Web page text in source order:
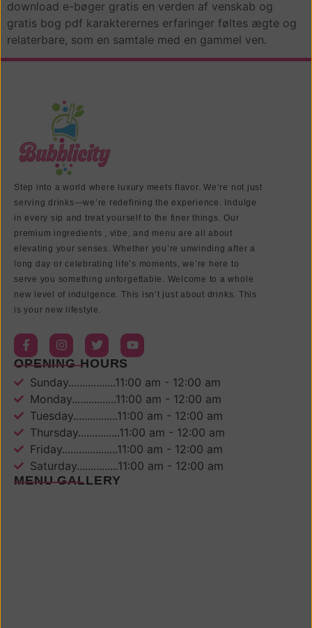
download e-bøger gratis en verden af venskab og
gratis bog pdf karakterernes erfaringer føltes ægte og
relaterbare, som en samtale med en gammel ven.
Step into a world where luxury meets flavor. We’re not just
serving drinks—we’re redefining the experience. Indulge
in every sip and treat yourself to the finer things. Our
premium ingredients , vibe, and menu are all about
elevating your senses. Whether you’re unwinding after a
long day or celebrating life’s moments, we’re here to
serve you something unforgettable. Welcome to a whole
new level of indulgence. This isn’t just about drinks. This
is your new lifestyle.
OPENING HOURS
Sunday.................11:00 am - 12:00 am
Monday................11:00 am - 12:00 am
Tuesday................11:00 am - 12:00 am
Thursday...............11:00 am - 12:00 am
Friday....................11:00 am - 12:00 am
Saturday...............11:00 am - 12:00 am
MENU GALLERY